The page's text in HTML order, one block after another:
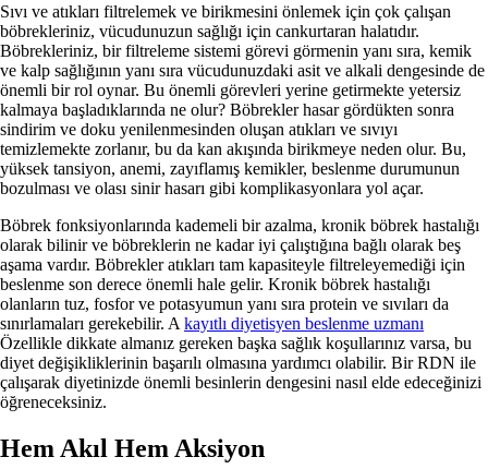
Sıvı ve atıkları filtrelemek ve birikmesini önlemek için çok çalışan
böbrekleriniz, vücudunuzun sağlığı için cankurtaran halatıdır.
Böbrekleriniz, bir filtreleme sistemi görevi görmenin yanı sıra, kemik
ve kalp sağlığının yanı sıra vücudunuzdaki asit ve alkali dengesinde de
önemli bir rol oynar. Bu önemli görevleri yerine getirmekte yetersiz
kalmaya başladıklarında ne olur? Böbrekler hasar gördükten sonra
sindirim ve doku yenilenmesinden oluşan atıkları ve sıvıyı
temizlemekte zorlanır, bu da kan akışında birikmeye neden olur. Bu,
yüksek tansiyon, anemi, zayıflamış kemikler, beslenme durumunun
bozulması ve olası sinir hasarı gibi komplikasyonlara yol açar.
Böbrek fonksiyonlarında kademeli bir azalma, kronik böbrek hastalığı
olarak bilinir ve böbreklerin ne kadar iyi çalıştığına bağlı olarak beş
aşama vardır. Böbrekler atıkları tam kapasiteyle filtreleyemediği için
beslenme son derece önemli hale gelir. Kronik böbrek hastalığı
olanların tuz, fosfor ve potasyumun yanı sıra protein ve sıvıları da
sınırlamaları gerekebilir. A kayıtlı diyetisyen beslenme uzmanı
Özellikle dikkate almanız gereken başka sağlık koşullarınız varsa, bu
diyet değişikliklerinin başarılı olmasına yardımcı olabilir. Bir RDN ile
çalışarak diyetinizde önemli besinlerin dengesini nasıl elde edeceğinizi
öğreneceksiniz.
Hem Akıl Hem Aksiyon